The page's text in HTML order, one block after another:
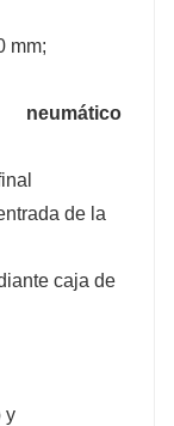
mm;
neumático
de la
caja de
y